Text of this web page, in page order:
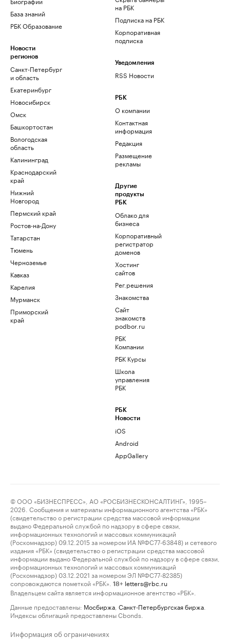
База знаний
РБК Образование
Новости
регионов
Санкт-Петербург
и область
Екатеринбург
Новосибирск
Омск
Башкортостан
Вологодская
область
Калининград
Краснодарский
край
Нижний
Новгород
Пермский край
Ростов-на-Дону
Татарстан
Тюмень
Черноземье
Кавказ
Карелия
Мурманск
Приморский
край
на РБК
Подписка на РБК
Корпоративная
подписка
Уведомления
RSS Новости
РБК
О компании
Контактная
информация
Редакция
Размещение
рекламы
Другие
продукты
РБК
Облако для
бизнеса
Корпоративный
регистратор
доменов
Хостинг
сайтов
Рег.решения
Знакомства
Сайт
знакомств
podbor.ru
РБК
Компании
РБК Курсы
Школа
управления
РБК
РБК
Новости
iOS
Android
AppGallery
© ООО «БИЗНЕСПРЕСС», АО «РОСБИЗНЕСКОНСАЛТИНГ», 1995–
2026. Сообщения и материалы информационного агентства «РБК»
(свидетельство о регистрации средства массовой информации
выдано Федеральной службой по надзору в сфере связи,
информационных технологий и массовых коммуникаций
(Роскомнадзор) 09.12.2015 за номером ИА №ФС77-63848) и сетевого
издания «РБК» (свидетельство о регистрации средства массовой
информации выдано Федеральной службой по надзору в сфере связи,
информационных технологий и массовых коммуникаций
(Роскомнадзор) 03.12.2021 за номером ЭЛ №ФС77-82385)
сопровождаются пометкой «РБК».
18+ letters@rbc.ru
Владельцем сайта является информационное агентство «РБК».
Данные предоставлены: Мосбиржа Санкт-Петербургская биржа
Индексы облигаций предоставлены Cbonds.
Информация об ограничениях